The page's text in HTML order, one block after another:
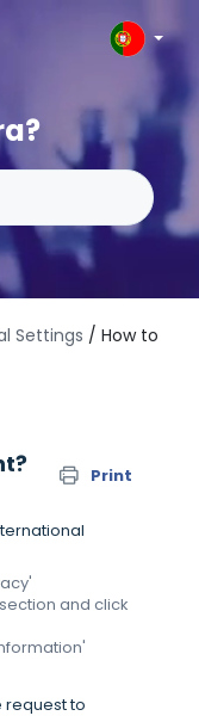
Settings / How to
Print
and click
request to